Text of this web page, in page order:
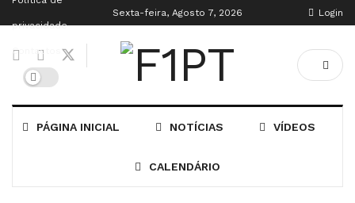
privacidade
Contactos
Sexta-feira, Agosto 7, 2026 Login
PÁGINA INICIAL NOTÍCIAS VÍDEOS
CALENDÁRIO